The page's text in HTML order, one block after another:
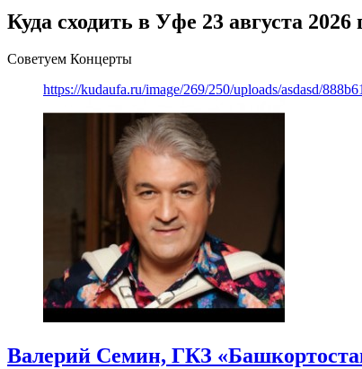
Куда сходить в Уфе 23 августа 2026
Советуем Концерты
https://kudaufa.ru/image/269/250/uploads/asdasd/
Валерий Семин, ГКЗ